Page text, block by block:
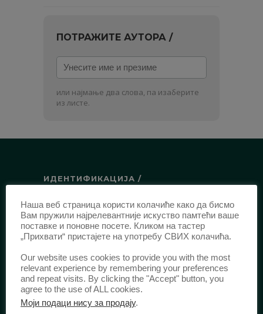
ПОТРАЖИТЕ АУТОРА /
Унесите
име
и
презиме
или најмање два слова, па изаберите
из листе.
ИДЕНТИФИКАЦИЈА /
ISSN:0003-2565(Штампано издање)
еISSN:2406-2693(Онлајн издање)
DOI:10.51204/Anali_PFBU_1906
ИЗДАВАЧ /
Правни факултет Универзитета у
Београду
Наша веб страница користи колачиће како да бисмо
Вам пружили најрелевантније искуство памтећи ваше
поставке и поновне посете. Кликом на тастер
„Прихвати“ пристајете на употребу СВИХ колачића.
Our website uses cookies to provide you with the most
relevant experience by remembering your preferences
and repeat visits. By clicking the "Accept" button, you
agree to the use of ALL cookies.
Моји подаци нису за продају.